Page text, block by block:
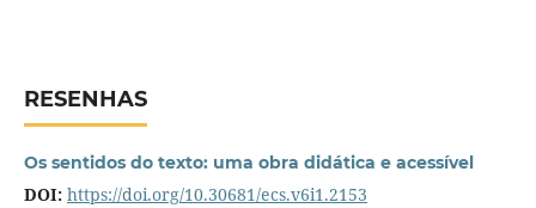
RESENHAS
Os sentidos do texto: uma obra didática e acessível
DOI: https://doi.org/10.30681/ecs.v6i1.2153